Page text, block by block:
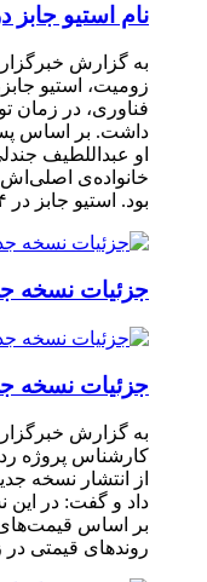
نام استیو جابز
به گزارش
زومیت، استیو
فناوری، در زمان
خانواده‌ی اصلی‌اش
بود. استیو جابز در ۲۴ […]
جزئیات نسخه
جزئیات نسخه
به گزارش
کارشناس پروژه
از انتشار نسخه
داد و گفت: در
بر اساس
روندهای قیمتی در